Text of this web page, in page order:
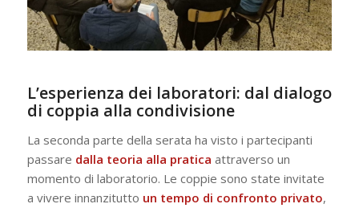
L’esperienza dei laboratori: dal dialogo
di coppia alla condivisione
La seconda parte della serata ha visto i partecipanti
passare dalla teoria alla pratica attraverso un
momento di laboratorio. Le coppie sono state invitate
a vivere innanzitutto un tempo di confronto privato,